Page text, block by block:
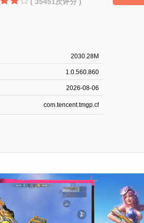
2030.28M
1.0.560.860
2026-08-06
com.tencent.tmgp.cf